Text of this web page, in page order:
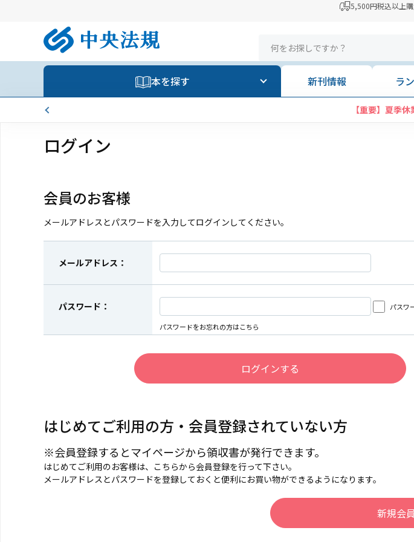
5,500円税込以上
本を探す 新刊情報 ラ
【重要】夏季
ログイン
会員のお客様
メールアドレスとパスワードを入力してログインしてください。
メールアドレス：
パスワード： パスワ
パスワードをお忘れの方はこちら
はじめてご利用の方・会員登録されていない方
※会員登録するとマイページから領収書が発行できます。
はじめてご利用のお客様は、こちらから会員登録を行って下さい。
メールアドレスとパスワードを登録しておくと便利にお買い物ができるようになります。